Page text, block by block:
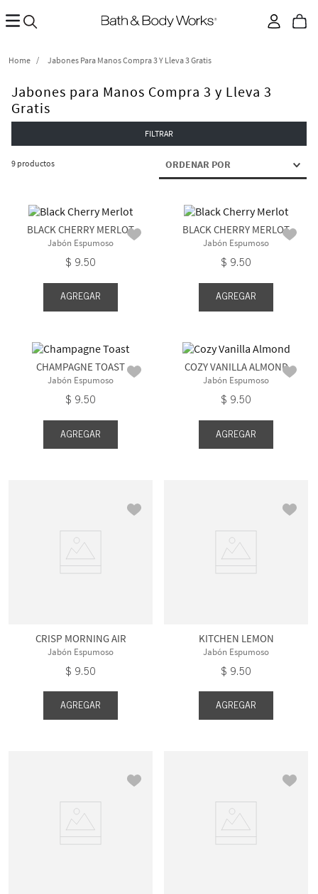
Jabones Para Manos Compra 3 Y Lleva 3 Gratis
Jabones para Manos Compra 3 y Lleva 3
Gratis
FILTRAR
9 productos ORDENAR POR
BLACK CHERRY MERLOT
Jabón Espumoso
$ 9.50
AGREGAR
BLACK CHERRY MERLOT
Jabón Espumoso
$ 9.50
AGREGAR
CHAMPAGNE TOAST
Jabón Espumoso
$ 9.50
AGREGAR
COZY VANILLA ALMOND
Jabón Espumoso
$ 9.50
AGREGAR
CRISP MORNING AIR
Jabón Espumoso
$ 9.50
AGREGAR
KITCHEN LEMON
Jabón Espumoso
$ 9.50
AGREGAR